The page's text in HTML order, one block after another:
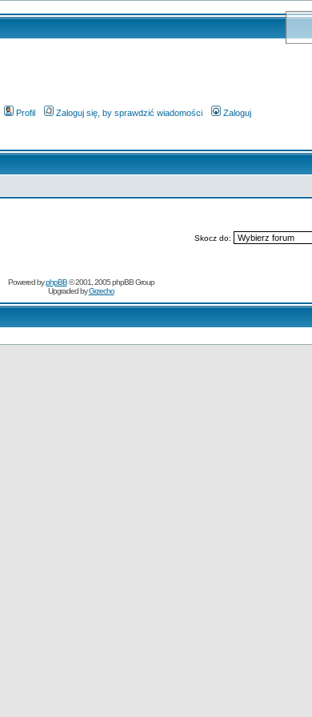
Profil Zaloguj się, by sprawdzić wiadomości Zaloguj
Skocz do:
Powered byphpBB© 2001, 2005 phpBB Group
Upgraded byGrzecho